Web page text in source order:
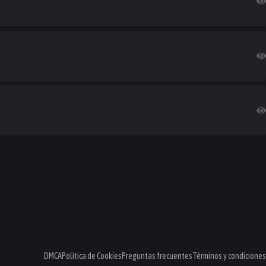
DMCAPolítica de CookiesPreguntas frecuentesTérminos y condiciones